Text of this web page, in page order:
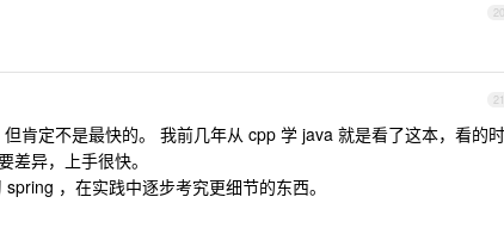
20
21
肯定不是最快的。 我前几年从 cpp 学 java 就是看了这本，看的时
异，上手很快。
，在实践中逐步考究更细节的东西。